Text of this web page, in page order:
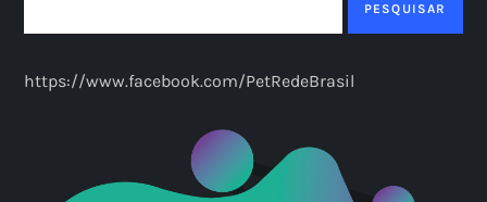
PESQUISAR
https://www.facebook.com/PetRedeBrasil